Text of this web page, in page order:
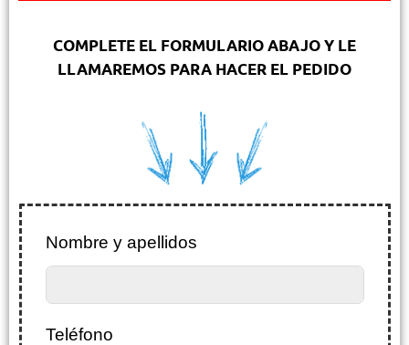
COMPLETE EL FORMULARIO ABAJO Y LE
LLAMAREMOS PARA HACER EL PEDIDO
Nombre y apellidos
Teléfono